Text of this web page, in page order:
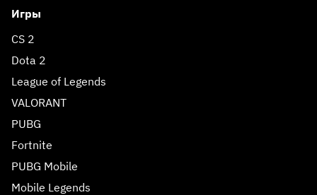
Игры
CS 2
Dota 2
League of Legends
VALORANT
PUBG
Fortnite
PUBG Mobile
Mobile Legends